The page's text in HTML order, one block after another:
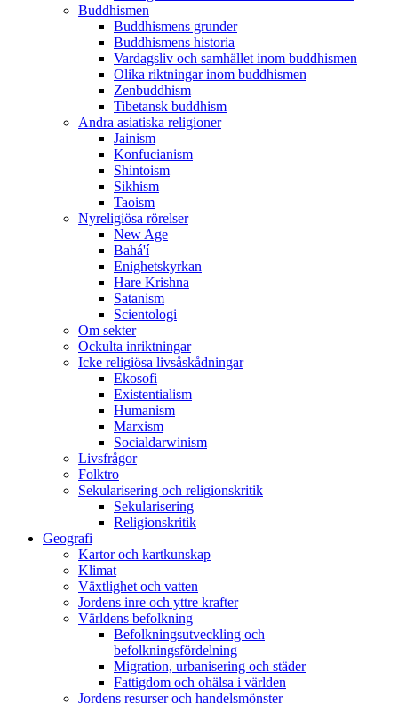
Buddhismen
Buddhismens grunder
Buddhismens historia
Vardagsliv och samhället inom buddhismen
Olika riktningar inom buddhismen
Zenbuddhism
Tibetansk buddhism
Andra asiatiska religioner
Jainism
Konfucianism
Shintoism
Sikhism
Taoism
Nyreligiösa rörelser
New Age
Bahá'í
Enighetskyrkan
Hare Krishna
Satanism
Scientologi
Om sekter
Ockulta inriktningar
Icke religiösa livsåskådningar
Ekosofi
Existentialism
Humanism
Marxism
Socialdarwinism
Livsfrågor
Folktro
Sekularisering och religionskritik
Sekularisering
Religionskritik
Geografi
Kartor och kartkunskap
Klimat
Växtlighet och vatten
Jordens inre och yttre krafter
Världens befolkning
Befolkningsutveckling och
befolkningsfördelning
Migration, urbanisering och städer
Fattigdom och ohälsa i världen
Jordens resurser och handelsmönster